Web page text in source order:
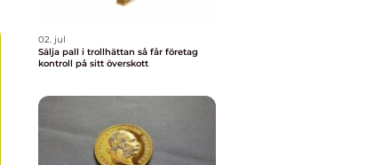
02. jul
Sälja pall i trollhättan så får företag
kontroll på sitt överskott